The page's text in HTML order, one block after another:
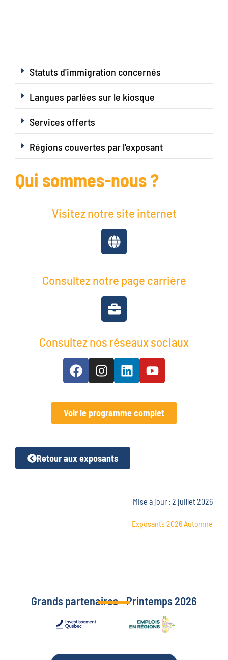
Statuts d'immigration concernés
Langues parlées sur le kiosque
Services offerts
Régions couvertes par l'exposant
Qui sommes-nous ?
Visitez notre site internet
Consultez notre page carrière
Consultez nos réseaux sociaux
Voir le programme complet
Retour aux exposants
Mise à jour : 2 juillet 2026
Exposants 2026 Automne
Grands partenaires - Printemps 2026